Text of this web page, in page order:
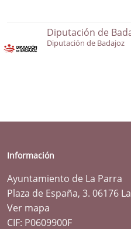
Diputación de
Diputación de Badajoz
Información
Ayuntamiento de La Parra
Plaza de España, 3. 06176
Ver mapa
CIF: P0609900F